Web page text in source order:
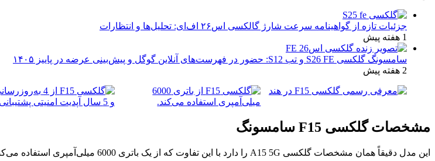
جزئیات تازه از گواهینامه سرعت شارژ گالکسی اس۲۶ اف‌ای: تحلیل‌ها و انتظارات
1 هفته پیش
سامسونگ گلکسی S26 FE و تب S12: حضور در فهرست‌های آنلاین گوگل و پیش‌بینی عرضه در پاییز ۱۴۰۵
2 هفته پیش
مشخصات گلکسی F15 سامسونگ
این مدل دقیقاً همان مشخصات گلکسی A15 5G را دارد با این تفاوت که از یک باتری 6000 میلی‌آمپری استفاده می‌کند؛ واگرنه سایر مشخصات دقیقاً یکی هستند و هیچ تفاوتی باهم ندارند.